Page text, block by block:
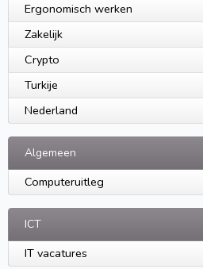
Ergonomisch werken
Zakelijk
Crypto
Turkije
Nederland
Algemeen
Computeruitleg
ICT
IT vacatures